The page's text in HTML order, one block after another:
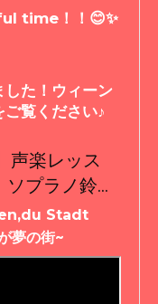
time！！😊✨
した！ウィーン
覧ください♪
声楽レッス
プラノ鈴木
Stadt
夢の街~